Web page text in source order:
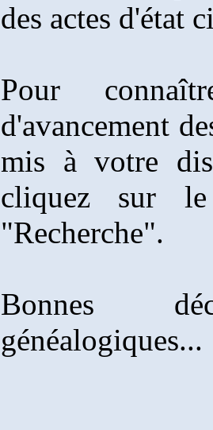
des actes d'état
Pour
d'avancement
mis à votre
cliquez sur
"Recherche".
Bonnes
généalogiques...